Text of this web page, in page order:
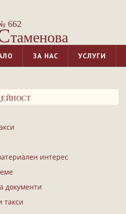
662
таменова
ЗА НАС УСЛУГИ
интерес
документи
такси